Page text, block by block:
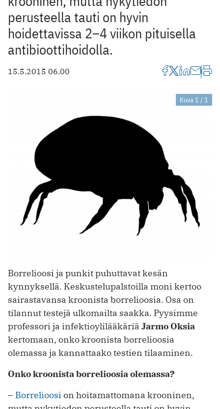
perusteella tauti on hyvin
hoidettavissa 2–4 viikon pituisella
antibioottihoidolla.
15.5.2015 06.00
Kuva 1 / 1
Borrelioosi ja punkit puhuttavat kesän
kynnyksellä. Keskustelupalstoilla moni kertoo
sairastavansa kroonista borrelioosia. Osa on
tilannut testejä ulkomailta saakka. Pyysimme
professori ja infektioylilääkäriä Jarmo Oksia
kertomaan, onko kroonista borrelioosia
olemassa ja kannattaako testien tilaaminen.
Onko kroonista borrelioosia olemassa?
– Borrelioosi on hoitamattomana krooninen,